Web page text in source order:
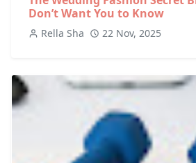
Don’t Want You to Know
Rella Sha 22 Nov, 2025